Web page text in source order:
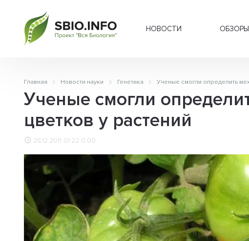
НОВОСТИ ОБЗОРЫ
Главная Новости науки Генетика Ученые смогли определить
Ученые смогли
цветков у растений
28.12.2011 01:22 0.00